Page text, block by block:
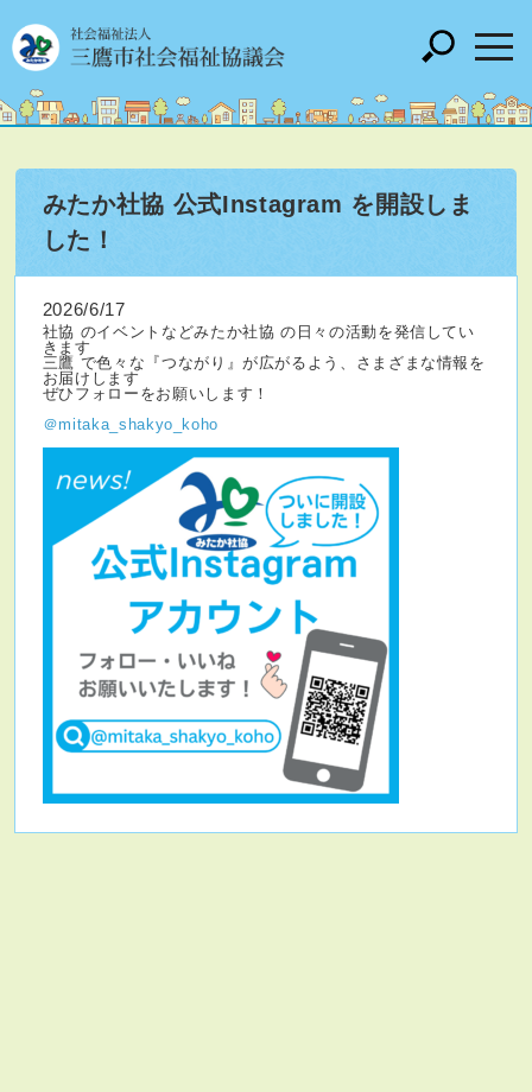
みたか社協 公式Instagram を開設しま
した！
2026/6/17
社協 のイベントなどみたか社協 の日々の活動を発信してい
きます
三鷹 で色々な『つながり』が広がるよう、さまざまな情報を
お届けします
ぜひフォローをお願いします！
＠mitaka_shakyo_koho